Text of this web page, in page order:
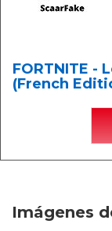
FORTNITE -
(French
Imágenes